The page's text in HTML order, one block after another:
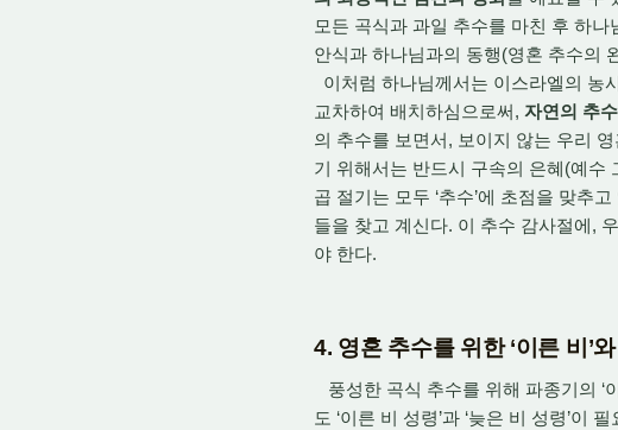
모든 곡식과 과일 추수를 마친 후 하
안식과 하나님과의 동행(영혼 추수의
이처럼 하나님께서는 이스라엘의 농
교차하여 배치하심으로써, 자연의 추
의 추수를 보면서, 보이지 않는 우리
기 위해서는 반드시 구속의 은혜(예수
곱 절기는 모두 ‘추수’에 초점을 맞추
들을 찾고 계신다. 이 추수 감사절에,
야 한다.
4. 영혼 추수를 위한 ‘이른 비’
풍성한 곡식 추수를 위해 파종기의 ‘
도 ‘이른 비 성령’과 ‘늦은 비 성령’이